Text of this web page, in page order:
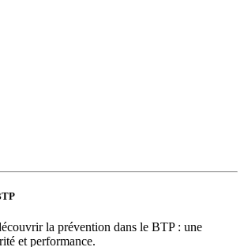
la prévention dans le BTP : une
et performance.